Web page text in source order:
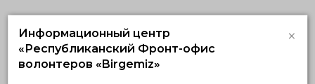
спортивная спартакиада
10.06.2025 — 10.06.2025, c 10:17 по 16:17
Область Жетісу, Талдыкорган
Информационный центр
«Республиканский Фронт-офис
волонтеров «Birgemiz»
×